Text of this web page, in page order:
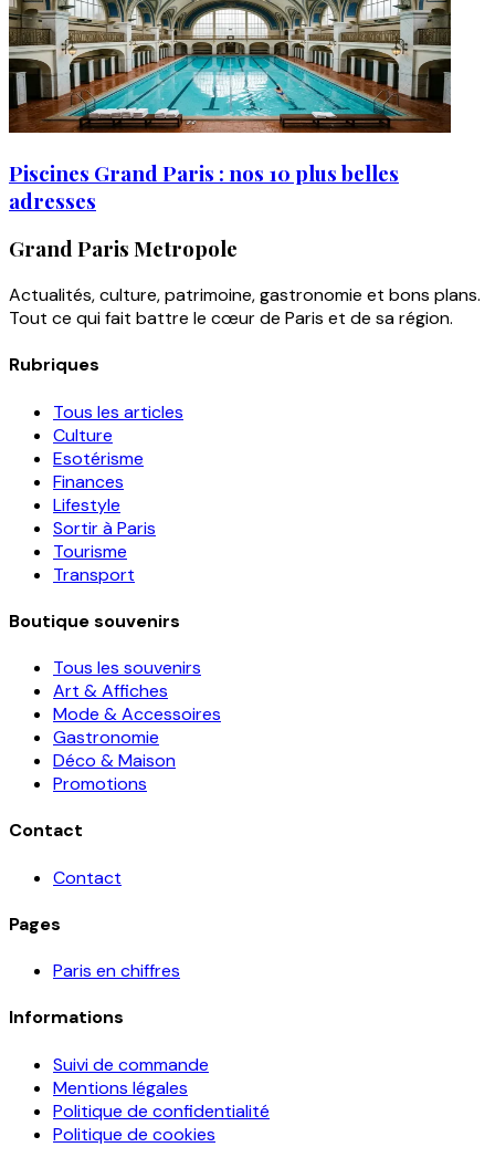
Piscines Grand Paris : nos 10 plus belles
adresses
Grand Paris Metropole
Actualités, culture, patrimoine, gastronomie et bons plans.
Tout ce qui fait battre le cœur de Paris et de sa région.
Rubriques
Tous les articles
Culture
Esotérisme
Finances
Lifestyle
Sortir à Paris
Tourisme
Transport
Boutique souvenirs
Tous les souvenirs
Art & Affiches
Mode & Accessoires
Gastronomie
Déco & Maison
Promotions
Contact
Contact
Pages
Paris en chiffres
Informations
Suivi de commande
Mentions légales
Politique de confidentialité
Politique de cookies